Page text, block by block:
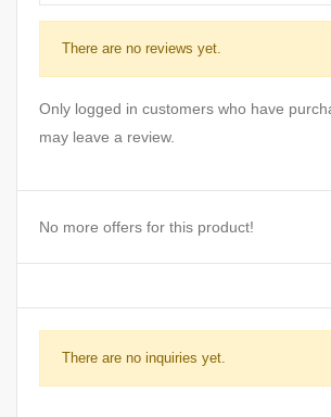
There are no reviews yet.
Only logged in customers who have
may leave a review.
No more offers for this product!
There are no inquiries yet.